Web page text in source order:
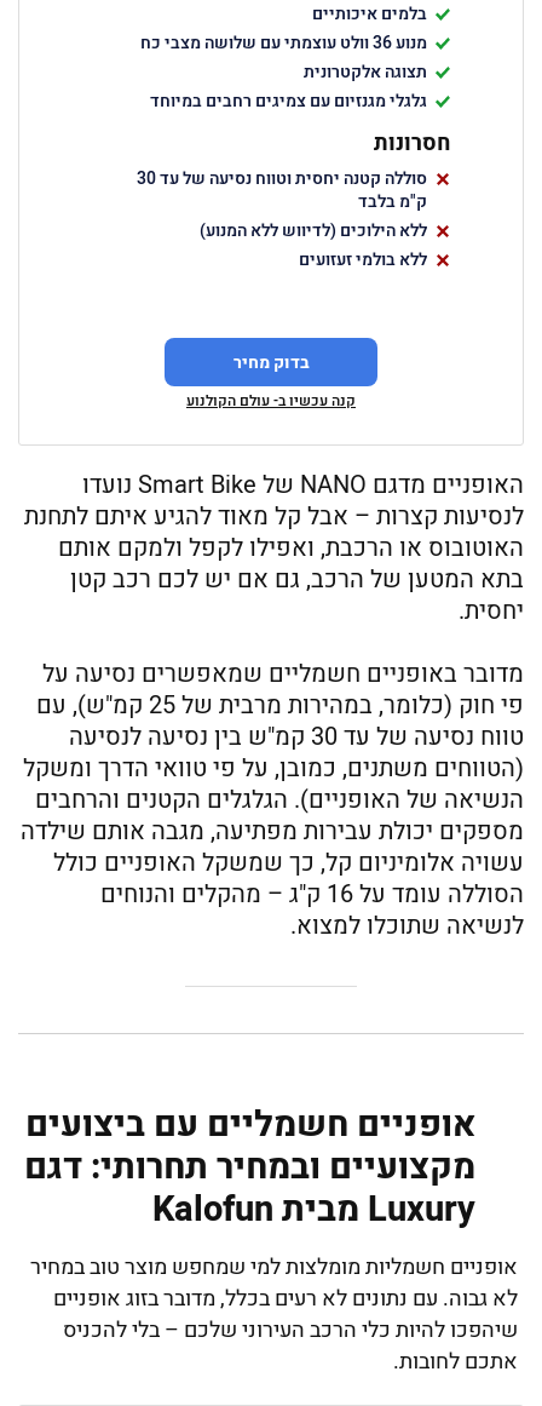
בלמים איכותיים
מנוע 36 וולט עוצמתי עם שלושה מצבי כח
תצוגה אלקטרונית
גלגלי מגנזיום עם צמיגים רחבים במיוחד
חסרונות
סוללה קטנה יחסית וטווח נסיעה של עד 30
ק"מ בלבד
ללא הילוכים (לדיווש ללא המנוע)
ללא בולמי זעזועים
בדוק מחיר
קנה עכשיו ב- עולם הקולנוע
האופניים מדגם NANO של Smart Bike נועדו
לנסיעות קצרות – אבל קל מאוד להגיע איתם לתחנת
האוטובוס או הרכבת, ואפילו לקפל ולמקם אותם
בתא המטען של הרכב, גם אם יש לכם רכב קטן
יחסית.
מדובר באופניים חשמליים שמאפשרים נסיעה על
פי חוק (כלומר, במהירות מרבית של 25 קמ"ש), עם
טווח נסיעה של עד 30 קמ"ש בין נסיעה לנסיעה
(הטווחים משתנים, כמובן, על פי טוואי הדרך ומשקל
הנשיאה של האופניים). הגלגלים הקטנים והרחבים
מספקים יכולת עבירות מפתיעה, מגבה אותם שילדה
עשויה אלומיניום קל, כך שמשקל האופניים כולל
הסוללה עומד על 16 ק"ג – מהקלים והנוחים
לנשיאה שתוכלו למצוא.
אופניים חשמליים עם ביצועים
מקצועיים ובמחיר תחרותי: דגם
Luxury מבית Kalofun
אופניים חשמליות מומלצות למי שמחפש מוצר טוב במחיר
לא גבוה. עם נתונים לא רעים בכלל, מדובר בזוג אופניים
שיהפכו להיות כלי הרכב העירוני שלכם – בלי להכניס
אתכם לחובות.